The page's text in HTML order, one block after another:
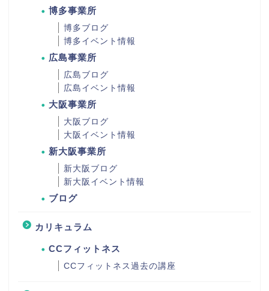
博多事業所
博多ブログ
博多イベント情報
広島事業所
広島ブログ
広島イベント情報
大阪事業所
大阪ブログ
大阪イベント情報
新大阪事業所
新大阪ブログ
新大阪イベント情報
ブログ
カリキュラム
CCフィットネス
CCフィットネス過去の講座